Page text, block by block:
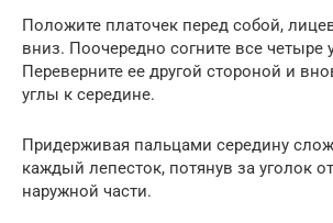
Положите платочек перед собой,
вниз. Поочередно согните все четыре
Переверните ее другой стороной и
углы к середине.
Придерживая пальцами середину
каждый лепесток, потянув за уголок
наружной части.